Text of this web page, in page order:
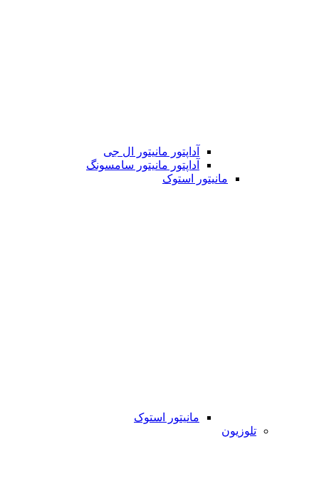
آداپتور مانیتور ال جی
آداپتور مانیتور سامسونگ
مانیتور استوک
مانیتور استوک
تلوزیون